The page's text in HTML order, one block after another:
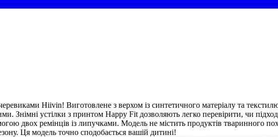
Hiivin! Виготовлене з верхом із синтетичного матеріалу та
Знімні устілки з принтом Happy Fit дозволяють легко перевірити, чи
двох ремінців із липучками. Модель не містить продуктів тваринного
Ця модель точно сподобається вашій дитині!